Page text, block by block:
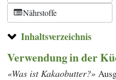
Nährstoffe
Inhaltsverzeichnis
Verwendung in der
Was ist Kakaobutter?